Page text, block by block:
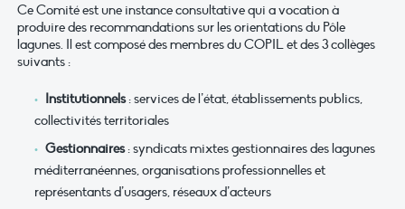
Ce Comité est une instance consultative qui a vocation à
produire des recommandations sur les orientations du Pôle
lagunes. Il est composé des membres du COPIL et des 3 collèges
suivants :
Institutionnels: services de l’état, établissements publics,
collectivités territoriales
Gestionnaires: syndicats mixtes gestionnaires des lagunes
méditerranéennes, organisations professionnelles et
représentants d’usagers, réseaux d’acteurs